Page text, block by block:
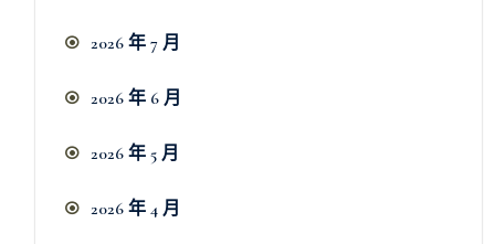
2026 年 7 月
2026 年 6 月
2026 年 5 月
2026 年 4 月